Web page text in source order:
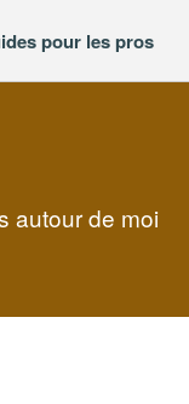
pour les pros
autour de moi